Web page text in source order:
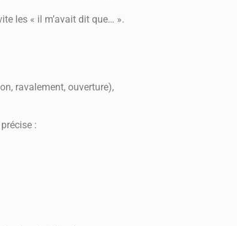
les « il m’avait dit que… ».
ravalement, ouverture),
précise :